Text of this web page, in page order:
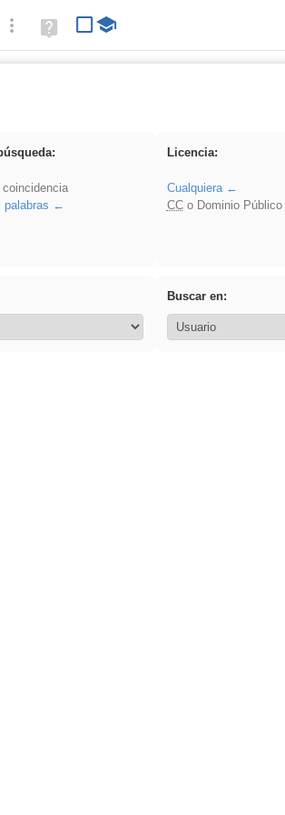
Búsqueda avanzada
Ayuda
(en
coincidencia
palabras
Licencia:
Cualquiera
CCo Dominio Público
Buscar en: